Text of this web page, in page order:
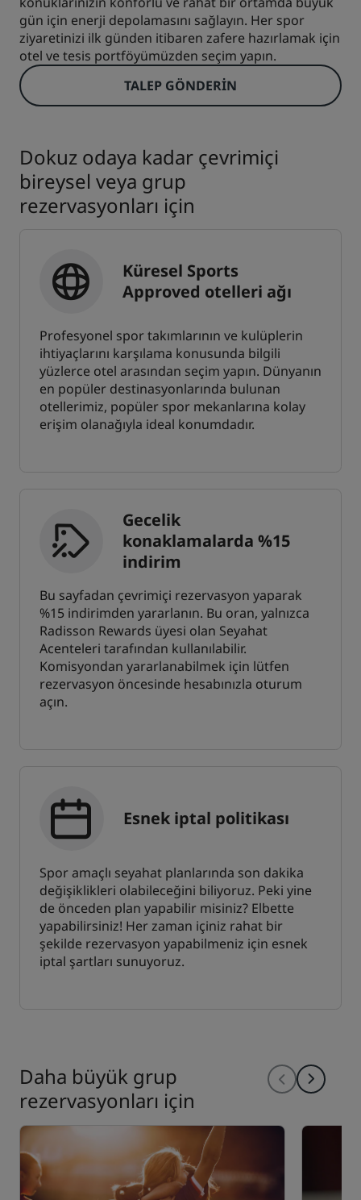
gün için enerji depolamasını sağlayın. Her spor
ziyaretinizi ilk günden itibaren zafere hazırlamak için
otel ve tesis portföyümüzden seçim yapın.
TALEP GÖNDERIN
Dokuz odaya kadar çevrimiçi
bireysel veya grup
rezervasyonları için
Küresel Sports
Approved otelleri ağı
Profesyonel spor takımlarının ve kulüplerin
ihtiyaçlarını karşılama konusunda bilgili
yüzlerce otel arasından seçim yapın. Dünyanın
en popüler destinasyonlarında bulunan
otellerimiz, popüler spor mekanlarına kolay
erişim olanağıyla ideal konumdadır.
Gecelik
konaklamalarda %15
indirim
Bu sayfadan çevrimiçi rezervasyon yaparak
%15 indirimden yararlanın. Bu oran, yalnızca
Radisson Rewards üyesi olan Seyahat
Acenteleri tarafından kullanılabilir.
Komisyondan yararlanabilmek için lütfen
rezervasyon öncesinde hesabınızla oturum
açın.
Esnek iptal politikası
Spor amaçlı seyahat planlarında son dakika
değişiklikleri olabileceğini biliyoruz. Peki yine
de önceden plan yapabilir misiniz? Elbette
yapabilirsiniz! Her zaman içiniz rahat bir
şekilde rezervasyon yapabilmeniz için esnek
iptal şartları sunuyoruz.
Daha büyük grup
rezervasyonları için